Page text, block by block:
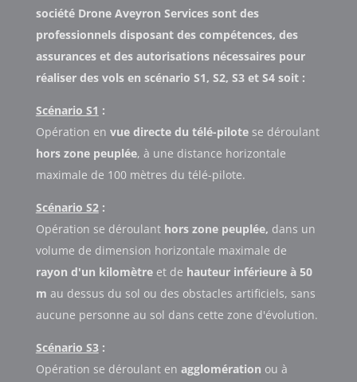
société Drone Aveyron Services sont des
professionnels disposant des compétences, des
assurances et des autorisations nécessaires pour
réaliser des vols en scénario S1, S2, S3 et S4 soit :
Scénario S1 :
Opération en vue directe du télé-pilotese déroulant
hors zone peuplée, à une distance horizontale
maximale de 100 mètres du télé-pilote.
Scénario S2:
Opération se déroulant hors zone peuplée, dans un
volume de dimension horizontale maximale de
rayon d'un kilomètreet de hauteur inférieure à 50
m au dessus du sol ou des obstacles artificiels, sans
aucune personne au sol dans cette zone d'évolution.
Scénario S3:
Opération se déroulant en agglomération ou à